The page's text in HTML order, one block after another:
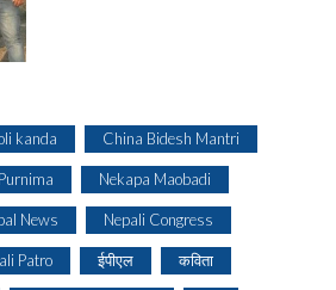
kanda China Bidesh Mantri
Nekapa Maobadi
News Nepali Congress
Patro ईपीएल कविता